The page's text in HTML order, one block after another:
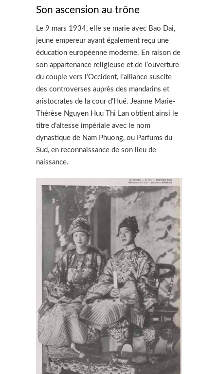
Son ascension au trône
Le 9 mars 1934, elle se marie avec Bao Dai,
jeune empereur ayant également reçu une
éducation européenne moderne. En raison de
son appartenance religieuse et de l’ouverture
du couple vers l’Occident, l’alliance suscite
des controverses auprès des mandarins et
aristocrates de la cour d’Hué. Jeanne Marie-
Thérèse Nguyen Huu Thi Lan obtient ainsi le
titre d’altesse impériale avec le nom
dynastique de Nam Phuong, ou Parfums du
Sud, en reconnaissance de son lieu de
naissance.